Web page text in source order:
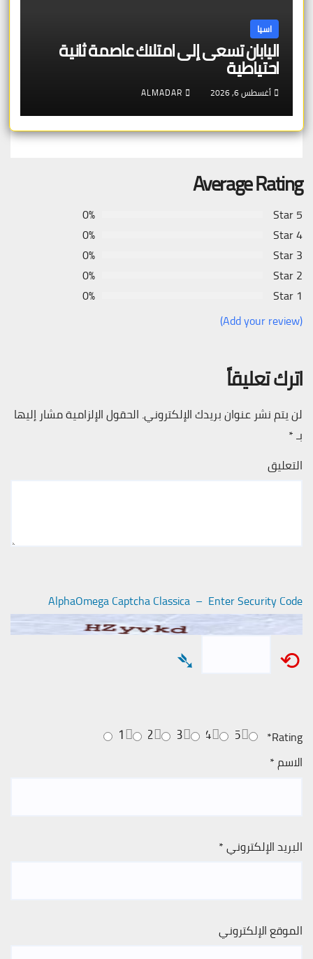
اسيا
اليابان تسعى إلى امتلاك عاصمة ثانية
احتياطية
أغسطس 6, 2026 ALMADAR
Average Rating
5 Star
0%
4 Star
0%
3 Star
0%
2 Star
0%
1 Star
0%
(Add your review)
اترك تعليقاً
لن يتم نشر عنوان بريدك الإلكتروني. الحقول الإلزامية مشار إليها
بـ*
التعليق
AlphaOmega Captcha Classica – Enter Security Code
⟲
➴
Rating
*
5
4
3
2
1
الاسم*
البريد الإلكتروني*
الموقع الإلكتروني